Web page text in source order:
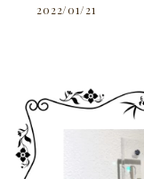
2022/01/21